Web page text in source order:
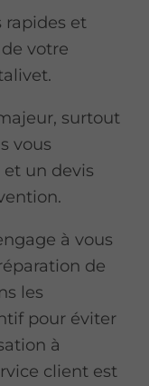
rapides et
votre
surtout
vous
un devis
à vous
de
les
pour éviter
à
client est